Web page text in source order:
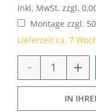
Inkl. MwSt. zzgl.
Lieferzeit ca. 7
Montage zzgl.
- +
IN